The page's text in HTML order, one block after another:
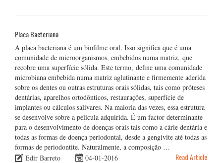
Placa Bacteriana
A placa bacteriana é um biofilme oral. Isso significa que é uma
comunidade de microorganismos, embebidos numa matriz, que
recobre uma superfície sólida. Este termo, define uma comunidade
microbiana embebida numa matriz aglutinante e firmemente aderida
sobre os dentes ou outras estruturas orais sólidas, tais como próteses
dentárias, aparelhos ortodônticos, restaurações, superfície de
implantes ou cálculos salivares. Na maioria das vezes, essa estrutura
se desenvolve sobre a película adquirida. É um factor determinante
para o desenvolvimento de doenças orais tais como a cárie dentária e
todas as formas de doença periodontal, desde a gengivite até todas as
formas de periodontite. Naturalmente, a composição …
Edir Barreto
04-01-2016 Read Article